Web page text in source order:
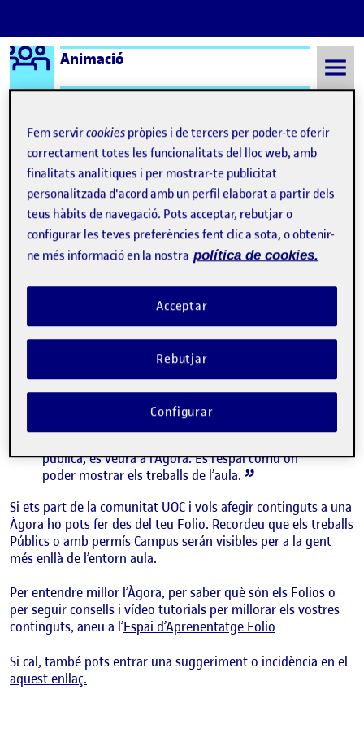
Saltar al contingut
Logo Ágora
Animació
Semestre 20222 - Aula 1 Què és una Àgora?
Què és una Àgora?
Visibilitat:
Públic-Data de publicació
17 Set. 20198 setembre, 2021 3:32 pm
Hola! :D Aquesta pàgina de presentació s’ha generat
Una Àgora pertany a una aula de la UOC i recull
els continguts que els i les estudiants publiquen
als seus espais personals, anomenats Folios. Si
els i les companyes publiquen una activitat,
l’associen a una activitat de l’aula i li donen
pública, es veurà a l’Àgora. És l’espai comú on
poder mostrar els treballs de l’aula.
Si ets part de la comunitat UOC i vols afegir continguts a una
Àgora ho pots fer des del teu Folio. Recordeu que els treballs
Públics o amb permís Campus serán visibles per a la gent
més enllà de l’entorn aula.
Per entendre millor l’Àgora, per saber què són els Folios o
per seguir consells i vídeo tutorials per millorar els vostres
continguts, aneu a l’Espai d’Aprenentatge Folio
Si cal, també pots entrar una suggeriment o incidència en el
aquest enllaç.
Fem servircookies pròpies i de tercers per poder-te oferir
correctament totes les funcionalitats del lloc web, amb
finalitats analítiques i per mostrar-te publicitat
personalitzada d'acord amb un perfil elaborat a partir dels
teus hàbits de navegació. Pots acceptar, rebutjar o
configurar les teves preferències fent clic a sota, o obtenir-
ne més informació en la nostra política de cookies.
Rebutjar
Acceptar
Configurar